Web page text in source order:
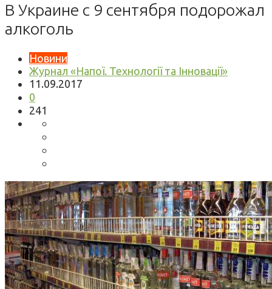
В Украине с 9 сентября подорожал
алкоголь
Новини
Журнал «Напої. Технології та Інновації»
11.09.2017
0
241